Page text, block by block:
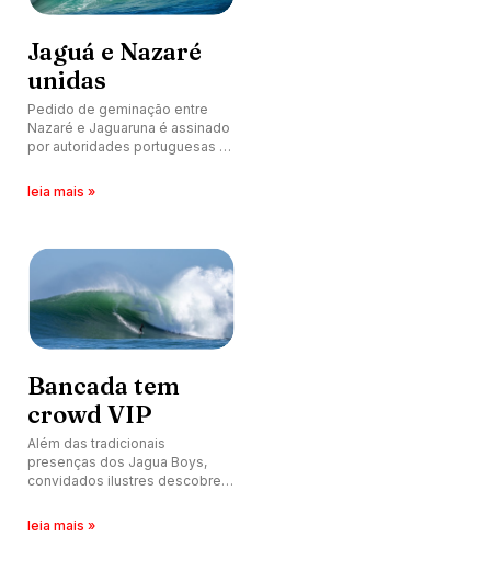
Jaguá e Nazaré
unidas
Pedido de geminação entre
Nazaré e Jaguaruna é assinado
por autoridades portuguesas e
Catarina.
leia mais »
Bancada tem
crowd VIP
Além das tradicionais
presenças dos Jagua Boys,
convidados ilustres descobrem
também conhecida como
leia mais »